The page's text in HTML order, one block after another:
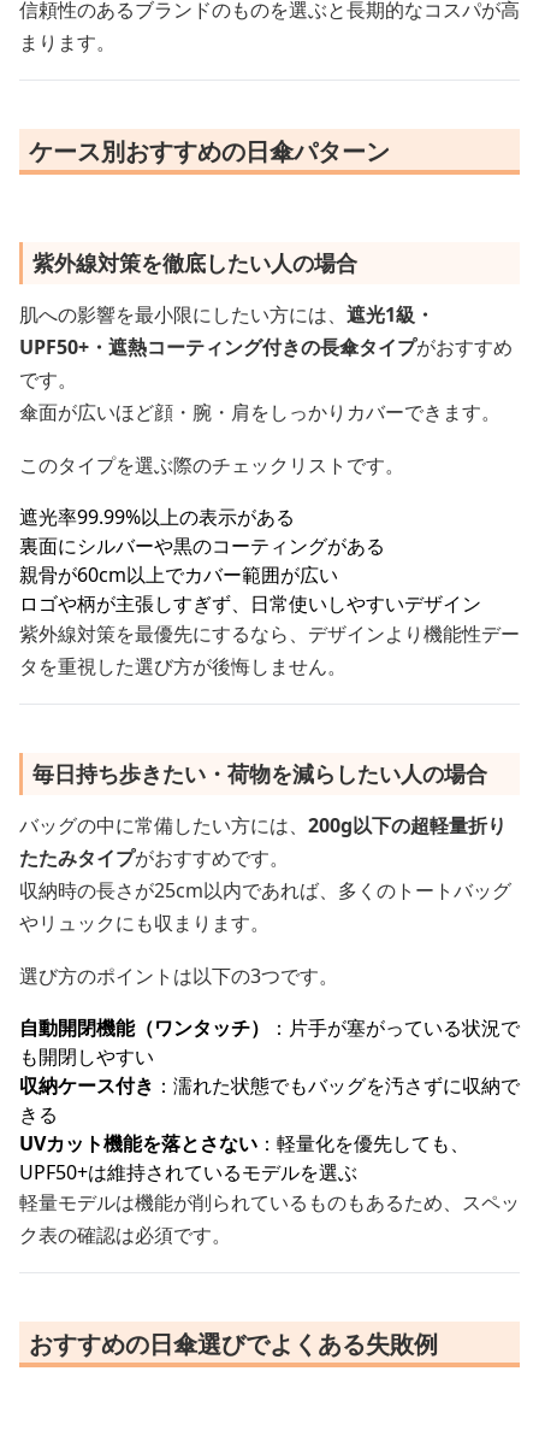
信頼性のあるブランドのものを選ぶと長期的なコスパが高
まります。
ケース別おすすめの日傘パターン
紫外線対策を徹底したい人の場合
肌への影響を最小限にしたい方には、 遮光1級・
UPF50+・遮熱コーティング付きの長傘タイプがおすすめ
です。
傘面が広いほど顔・腕・肩をしっかりカバーできます。
このタイプを選ぶ際のチェックリストです。
遮光率99.99%以上の表示がある
裏面にシルバーや黒のコーティングがある
親骨が60cm以上でカバー範囲が広い
ロゴや柄が主張しすぎず、日常使いしやすいデザイン
紫外線対策を最優先にするなら、デザインより機能性デー
タを重視した選び方が後悔しません。
毎日持ち歩きたい・荷物を減らしたい人の場合
バッグの中に常備したい方には、 200g以下の超軽量折り
たたみタイプがおすすめです。
収納時の長さが25cm以内であれば、多くのトートバッグ
やリュックにも収まります。
選び方のポイントは以下の3つです。
自動開閉機能（ワンタッチ）
：片手が塞がっている状況で
も開閉しやすい
収納ケース付き ：濡れた状態でもバッグを汚さずに収納で
きる
UVカット機能を落とさない ：軽量化を優先しても、
UPF50+は維持されているモデルを選ぶ
軽量モデルは機能が削られているものもあるため、スペッ
ク表の確認は必須です。
おすすめの日傘選びでよくある失敗例